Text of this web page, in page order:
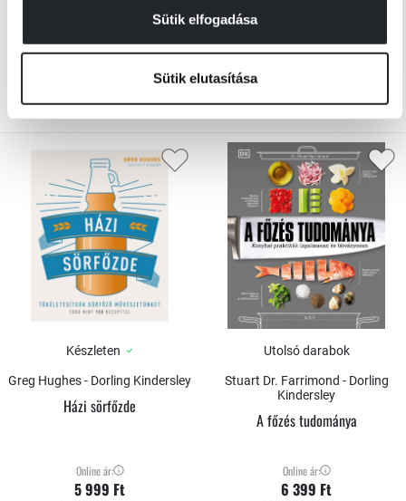
Sütik elfogadása
Sütik elutasítása
Borító ár:7 900 Ft Borító ár:4 500 Ft
Készleten
Greg Hughes - Dorling Kindersley
Házi sörfőzde
Online ár:
5 999 Ft
Utolsó darabok
Stuart Dr. Farrimond - Dorling
Kindersley
A főzés tudománya
Online ár:
6 399 Ft